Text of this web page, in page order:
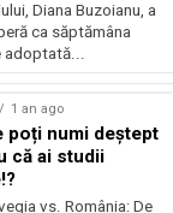
Diana Buzoianu, a
ca săptămâna
adoptată...
1 an ago
poți numi deștept
că ai studii
vs. România: De